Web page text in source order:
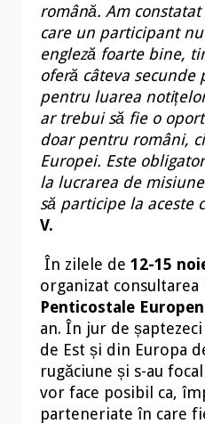
română. Am
care un participant
engleză foarte bine,
oferă câteva secunde
pentru luarea
ar trebui să fie o
doar pentru români,
Europei. Este
la lucrarea de
să participe la aceste
V.
În zilele de 12-15
organizat consultarea
Penticostale
an. În jur de
de Est și din Europa
rugăciune și s-au
vor face posibil ca,
parteneriate în care